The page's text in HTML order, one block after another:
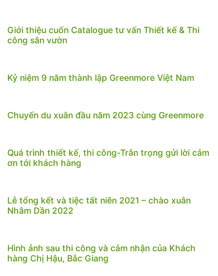
Giới thiệu cuốn Catalogue tư vấn Thiết kế & Thi
công sân vườn
Kỷ niệm 9 năm thành lập Greenmore Việt Nam
Chuyến du xuân đầu năm 2023 cùng Greenmore
Quá trình thiết kế, thi công-Trân trọng gửi lời cảm
ơn tới khách hàng
Lễ tổng kết và tiệc tất niên 2021 – chào xuân
Nhâm Dần 2022
Hình ảnh sau thi công và cảm nhận của Khách
hàng Chị Hậu, Bắc Giang